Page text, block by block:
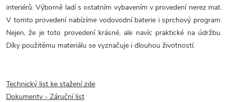
interiérů. Výborně ladí s ostatním vybavením v provedení nerez mat.
V tomto provedení nabízíme vodovodní baterie i sprchový program.
Nejen, že je toto provedení krásné, ale navíc praktické na údržbu.
Díky použitému materiálu se vyznačuje i dlouhou životností.
Technický list ke stažení zde
Dokumenty - Záruční list